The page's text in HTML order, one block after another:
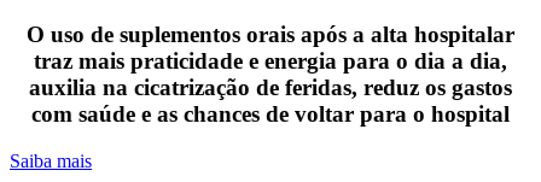
O uso de suplementos orais após a alta hospitalar
traz mais praticidade e energia para o dia a dia,
auxilia na cicatrização de feridas, reduz os gastos
com saúde e as chances de voltar para o hospital
Saiba mais